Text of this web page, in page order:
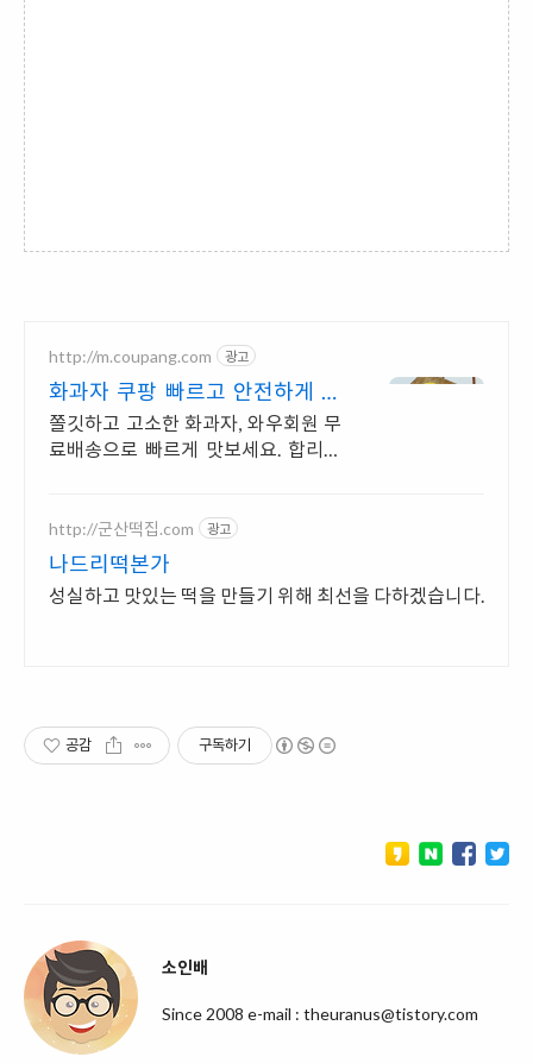
http://m.coupang.com 광고
화과자 쿠팡 빠르고 안전하게 받
아보세요
쫄깃하고 고소한 화과자, 와우회원 무
료배송으로 빠르게 맛보세요. 합리적
http://군산떡집.com 광고
나드리떡본가
성실하고 맛있는 떡을 만들기 위해 최선을 다하겠습니다.
공감 구독하기
소인배
Since 2008 e-mail : theuranus@tistory.com